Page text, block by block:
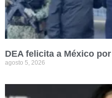
DEA felicita a México
agosto 5, 2026